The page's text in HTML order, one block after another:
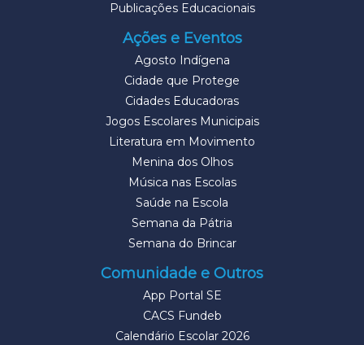
Publicações Educacionais
Ações e Eventos
Agosto Indígena
Cidade que Protege
Cidades Educadoras
Jogos Escolares Municipais
Literatura em Movimento
Menina dos Olhos
Música nas Escolas
Saúde na Escola
Semana da Pátria
Semana do Brincar
Comunidade e Outros
App Portal SE
CACS Fundeb
Calendário Escolar 2026